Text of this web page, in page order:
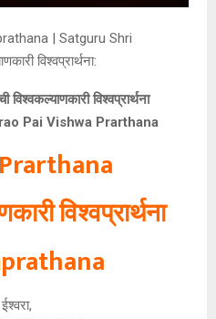
| Satguru Shri
विश्वप्रार्थना:
विश्वप्रार्थना
Pai Vishwa Prarthana
विश्वप्रार्थना